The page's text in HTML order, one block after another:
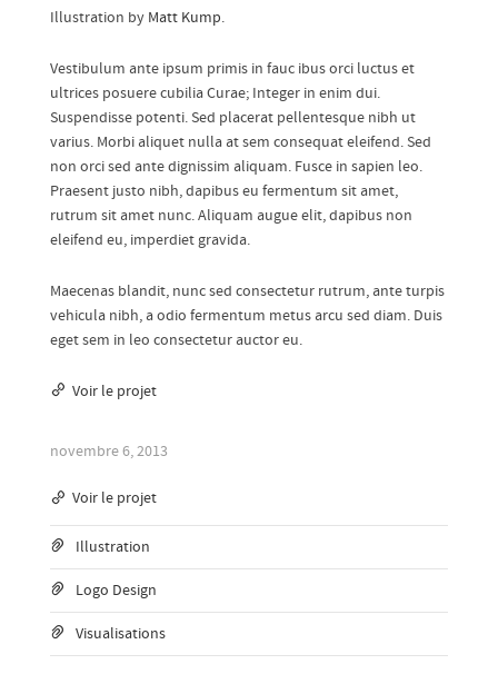
Illustration by Matt Kump.
Vestibulum ante ipsum primis in fauc ibus orci luctus et
ultrices posuere cubilia Curae; Integer in enim dui.
Suspendisse potenti. Sed placerat pellentesque nibh ut
varius. Morbi aliquet nulla at sem consequat eleifend. Sed
non orci sed ante dignissim aliquam. Fusce in sapien leo.
Praesent justo nibh, dapibus eu fermentum sit amet,
rutrum sit amet nunc. Aliquam augue elit, dapibus non
eleifend eu, imperdiet gravida.
Maecenas blandit, nunc sed consectetur rutrum, ante turpis
vehicula nibh, a odio fermentum metus arcu sed diam. Duis
eget sem in leo consectetur auctor eu.
Voir le projet
novembre 6, 2013
Voir le projet
Illustration
Logo Design
Visualisations